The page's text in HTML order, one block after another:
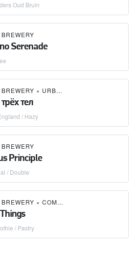
Oud Bruin
Serenade
× URBREW / URBRÄU (优布劳)
тел
/ Hazy
Principle
/ Double
× COMA BREWERY
/ Pastry